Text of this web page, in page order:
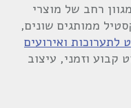
רחב של מוצרי
ממותגים שונים,
לתערוכות ואירועים
קבוע וזמני, עיצוב